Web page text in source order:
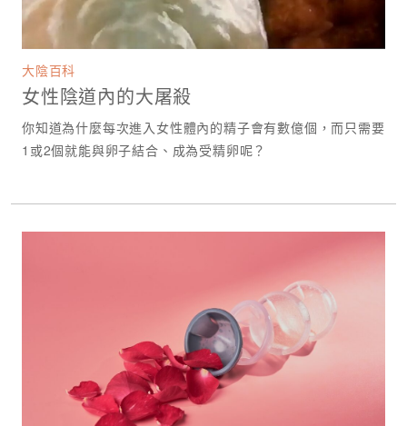
大陰百科
女性陰道內的大屠殺
你知道為什麼每次進入女性體內的精子會有數億個，而只需要
1或2個就能與卵子結合、成為受精卵呢？